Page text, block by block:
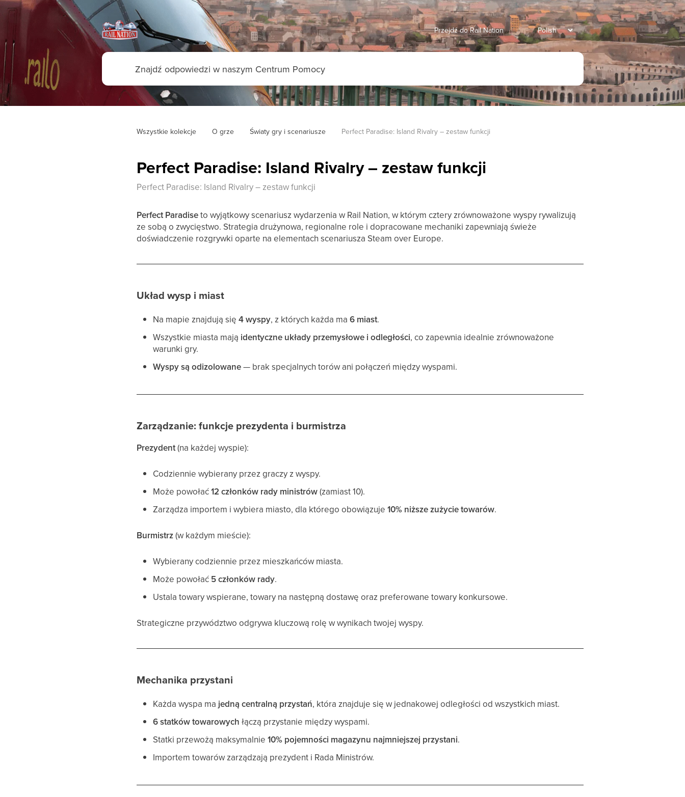
Przejdź do Rail Nation
Wszystkie kolekcje O grze Światy gry i scenariusze Perfect Paradise: Island Rivalry – zestaw funkcji
Perfect Paradise: Island Rivalry – zestaw funkcji
Perfect Paradise: Island Rivalry – zestaw funkcji
Perfect Paradiseto wyjątkowy scenariusz wydarzenia w Rail Nation, w którym cztery zrównoważone wyspy rywalizują
ze sobą o zwycięstwo. Strategia drużynowa, regionalne role i dopracowane mechaniki zapewniają świeże
doświadczenie rozgrywki oparte na elementach scenariusza Steam over Europe.
Układ wysp i miast
Na mapie znajdują się4 wyspy, z których każda ma6 miast.
Wszystkie miasta mają identyczne układy przemysłowe i odległości, co zapewnia idealnie zrównoważone
warunki gry.
Wyspy są odizolowane— brak specjalnych torów ani połączeń między wyspami.
Zarządzanie: funkcje prezydenta i burmistrza
Prezydent(na każdej wyspie):
Codziennie wybierany przez graczy z wyspy.
Może powołać12 członków rady ministrów(zamiast 10).
Zarządza importem i wybiera miasto, dla którego obowiązuje10% niższe zużycie towarów.
Burmistrz(w każdym mieście):
Wybierany codziennie przez mieszkańców miasta.
Może powołać 5 członków rady.
Ustala towary wspierane, towary na następną dostawę oraz preferowane towary konkursowe.
Strategiczne przywództwo odgrywa kluczową rolę w wynikach twojej wyspy.
Mechanika przystani
Każda wyspa ma jedną centralną przystań, która znajduje się w jednakowej odległości od wszystkich miast.
6 statków towarowych łączą przystanie między wyspami.
Statki przewożą maksymalnie10% pojemności magazynu najmniejszej przystani.
Importem towarów zarządzają prezydent i Rada Ministrów.